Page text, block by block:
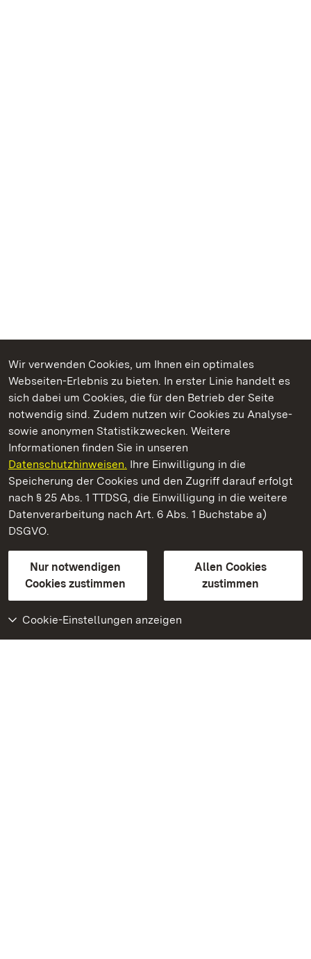
Wir verwenden Cookies, um Ihnen ein optimales
Webseiten-Erlebnis zu bieten. In erster Linie handelt es
sich dabei um Cookies, die für den Betrieb der Seite
notwendig sind. Zudem nutzen wir Cookies zu Analyse-
sowie anonymen Statistikzwecken. Weitere
Informationen finden Sie in unseren
Datenschutzhinweisen. Ihre Einwilligung in die
Speicherung der Cookies und den Zugriff darauf erfolgt
nach § 25 Abs. 1 TTDSG, die Einwilligung in die weitere
Datenverarbeitung nach Art. 6 Abs. 1 Buchstabe a)
DSGVO.
Nur notwendigen
Cookies zustimmen
Allen Cookies
zustimmen
Cookie-Einstellungen anzeigen
Kommen. Staunen. Genießen.
Residenzschloss Ludwigsburg
Staatliche Schlösser und Gärten Baden-Württemberg
Kontakt
GebärdenspracheLeichte Sprache
Erklärung zur Barrierefreiheit
BITV-konform (geprüfte Seiten)
Weiteres